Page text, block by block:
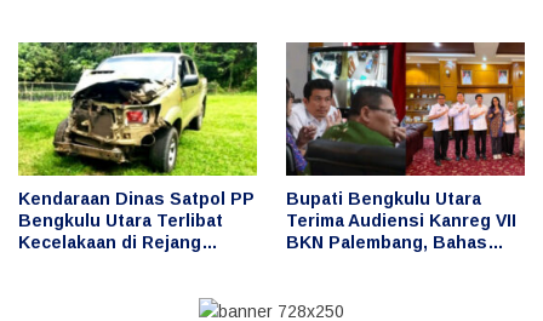
Kendaraan Dinas Satpol PP
Bengkulu Utara Terlibat
Kecelakaan di Rejang
Bupati Bengkulu Utara
Terima Audiensi Kanreg VII
BKN Palembang, Bahas
Talenta